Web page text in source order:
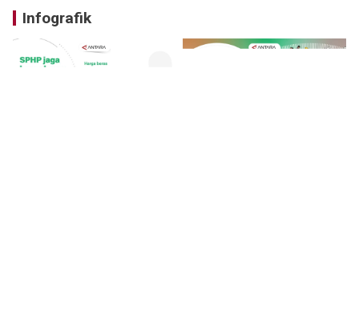
Infografik